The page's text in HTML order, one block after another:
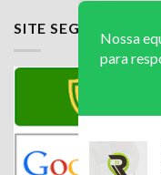
SITE SEGURO